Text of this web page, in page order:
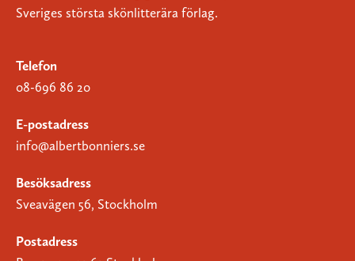
Sveriges största skönlitterära förlag.
Telefon
08-696 86 20
E-postadress
info@albertbonniers.se
Besöksadress
Sveavägen 56, Stockholm
Postadress